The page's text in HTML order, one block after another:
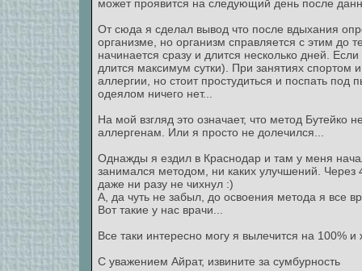
может проявится на следующий день после
От сюда я сделал вывод что после вдыхания
организме, но организм справляется с этим до
начинается сразу и длится несколько дней.
длится максимум сутки). При занятиях спортом
аллергии, но стоит простудиться и поспать
одеялом ничего нет...
На мой взгляд это означает, что метод Бутейко
аллергенам. Или я просто не долечился...
Однажды я ездил в Краснодар и там у меня
занимался методом, ни каких улучшений.
даже ни разу не чихнул :)
А, да чуть не забыл, до освоения метода я все
Вот такие у нас врачи...
Все таки интересно могу я вылечится на 100%
С уважением Айрат, извините за сумбурность